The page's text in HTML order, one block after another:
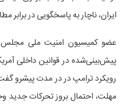
ایران، ناچار به پاسخگویی در برابر
پیش‌بینی‌شده در قوانین داخلی
رویکرد ترامپ در در مدت پیشرو
مهلت، احتمال بروز تحرکات جدید